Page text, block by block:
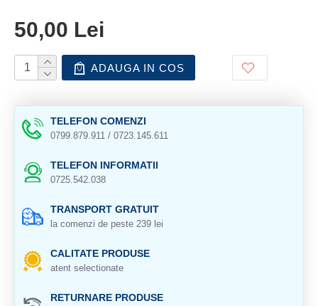
50,00 Lei
ADAUGA IN COS
TELEFON COMENZI
0799.879.911 / 0723.145.611
TELEFON INFORMATII
0725.542.038
TRANSPORT GRATUIT
la comenzi de peste 239 lei
CALITATE PRODUSE
atent selectionate
RETURNARE PRODUSE